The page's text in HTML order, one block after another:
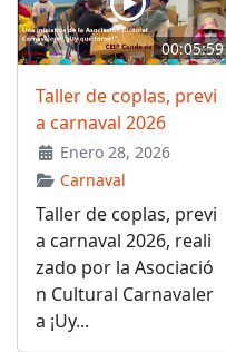
00:05:59
Taller de coplas, previ
a carnaval 2026
Enero 28, 2026
Carnaval
Taller de coplas, previ
a carnaval 2026, reali
zado por la Asociació
n Cultural Carnavaler
a ¡Uy...